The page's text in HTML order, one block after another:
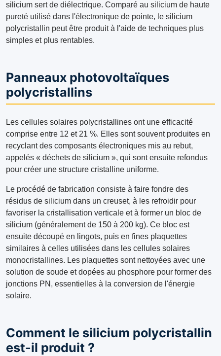
silicium sert de diélectrique. Comparé au silicium de haute
pureté utilisé dans l'électronique de pointe, le silicium
polycristallin peut être produit à l'aide de techniques plus
simples et plus rentables.
Panneaux photovoltaïques
polycristallins
Les cellules solaires polycristallines ont une efficacité
comprise entre 12 et 21 %. Elles sont souvent produites en
recyclant des composants électroniques mis au rebut,
appelés « déchets de silicium », qui sont ensuite refondus
pour créer une structure cristalline uniforme.
Le procédé de fabrication consiste à faire fondre des
résidus de silicium dans un creuset, à les refroidir pour
favoriser la cristallisation verticale et à former un bloc de
silicium (généralement de 150 à 200 kg). Ce bloc est
ensuite découpé en lingots, puis en fines plaquettes
similaires à celles utilisées dans les cellules solaires
monocristallines. Les plaquettes sont nettoyées avec une
solution de soude et dopées au phosphore pour former des
jonctions PN, essentielles à la conversion de l'énergie
solaire.
Comment le silicium polycristallin
est-il produit ?